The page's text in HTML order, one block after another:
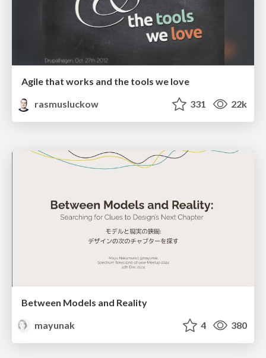
Agile that works and the tools we love
rasmusluckow
331 22k
Between Models and Reality
mayunak
4 380